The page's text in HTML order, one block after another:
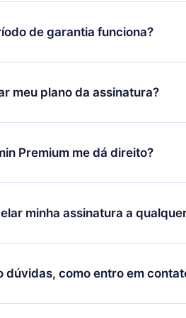
de garantia funciona?
nosso aplicativo e começar a
satisfeito com nossa plataforma,
(contato@12min.com) em até
meu plano da assinatura?
só se aplicará a partir do
decidiu mudar sua assinatura
o plano anual, o novo plano só
Premium me dá direito?
é um plano que te garante
em 3 línguas (Inglês, espanhol
momento através do nosso
minha assinatura a
por não renovar sua assinatura
e o próximo ciclo de cobrança
dúvidas, como entro em
para entrar em contato por